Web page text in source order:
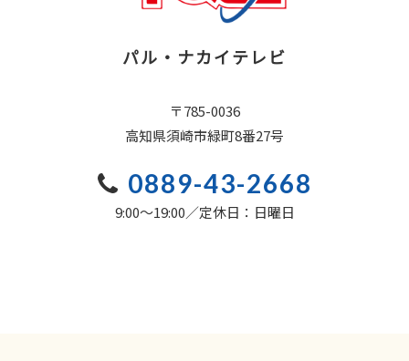
パル・ナカイテレビ
〒785-0036
高知県須崎市緑町8番27号
0889-43-2668
9:00〜19:00／定休日：日曜日